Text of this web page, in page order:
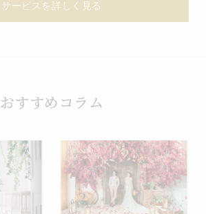
サービスを詳しく見る
おすすめコラム